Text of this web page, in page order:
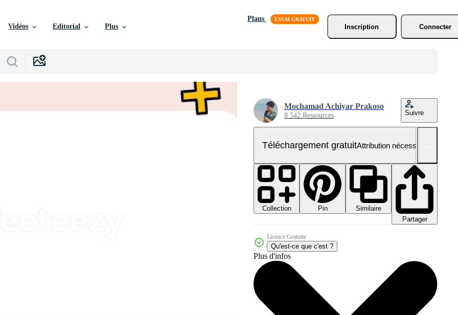
Vidéos Editorial Plus
Plans
Inscription
Connecter
Mochamad Achiyar Prakoso
8 542 Ressources Suivre
Téléchargement gratuitAttribution nécessaire
Collection Pin
Similaire
Partager
Licence Gratuite
Qu'est-ce que c'est ?
Plus d'infos